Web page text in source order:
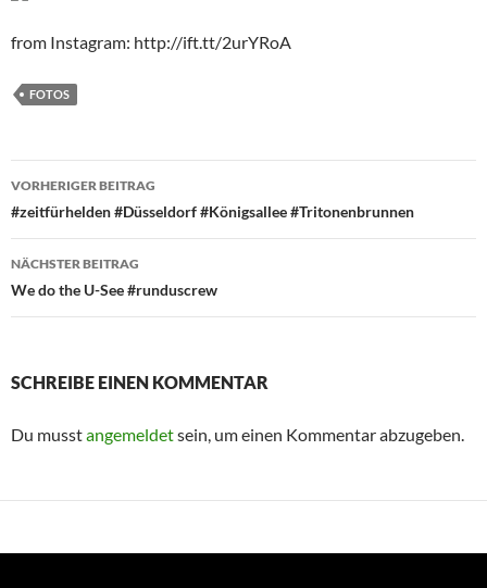
from Instagram: http://ift.tt/2urYRoA
FOTOS
Beitragsnavigation
VORHERIGER BEITRAG
#zeitfürhelden #Düsseldorf #Königsallee #Tritonenbrunnen
NÄCHSTER BEITRAG
We do the U-See #runduscrew
SCHREIBE EINEN KOMMENTAR
Du musstangemeldetsein, um einen Kommentar abzugeben.